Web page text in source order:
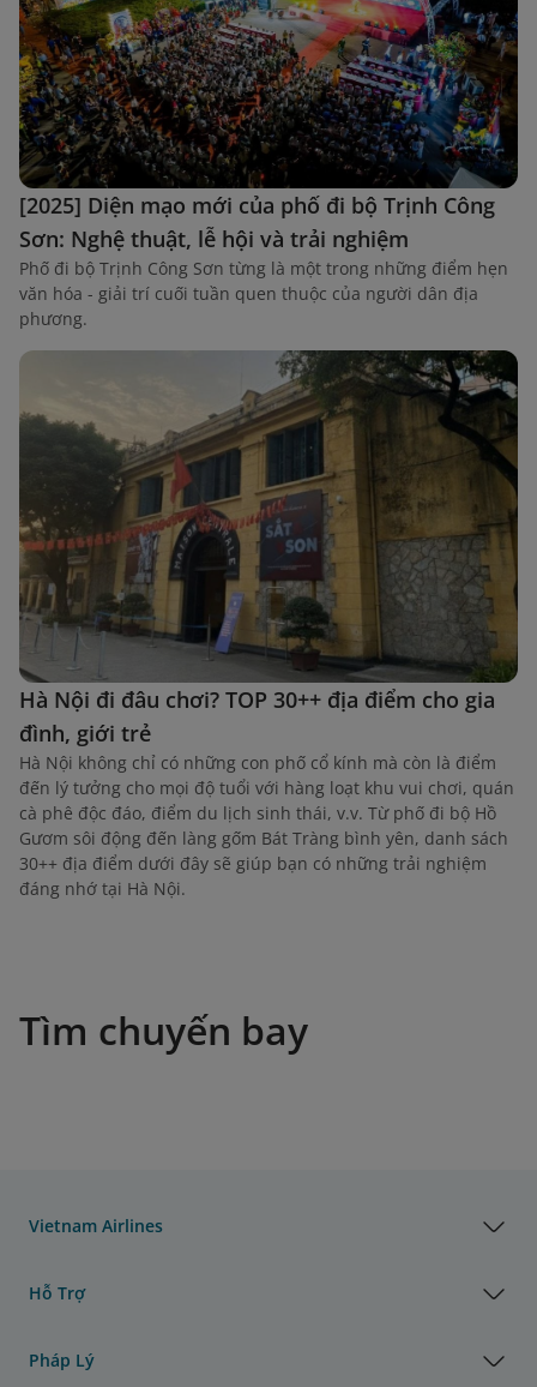
[2025] Diện mạo mới của phố đi bộ Trịnh Công
Sơn: Nghệ thuật, lễ hội và trải nghiệm
Phố đi bộ Trịnh Công Sơn từng là một trong những điểm hẹn
văn hóa - giải trí cuối tuần quen thuộc của người dân địa
phương.
Hà Nội đi đâu chơi? TOP 30++ địa điểm cho gia
đình, giới trẻ
Hà Nội không chỉ có những con phố cổ kính mà còn là điểm
đến lý tưởng cho mọi độ tuổi với hàng loạt khu vui chơi, quán
cà phê độc đáo, điểm du lịch sinh thái, v.v. Từ phố đi bộ Hồ
Gươm sôi động đến làng gốm Bát Tràng bình yên, danh sách
30++ địa điểm dưới đây sẽ giúp bạn có những trải nghiệm
đáng nhớ tại Hà Nội.
Tìm chuyến bay
Vietnam Airlines
Hỗ Trợ
Pháp Lý